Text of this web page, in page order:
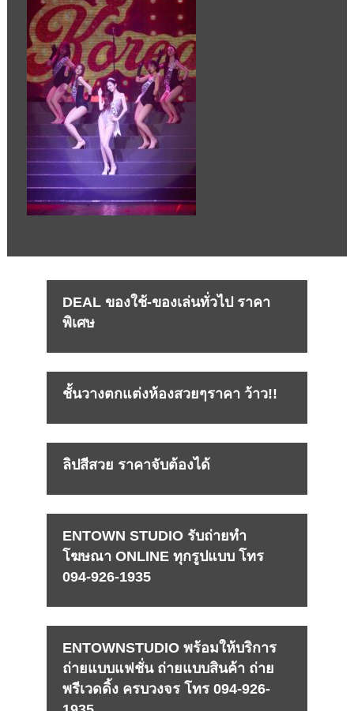
DEAL ของใช้-ของเล่นทั่วไป ราคา
พิเศษ
ชั้นวางตกแต่งห้องสวยๆราคา ว้าว!!
ลิปสีสวย ราคาจับต้องได้
ENTOWN STUDIO รับถ่ายทำ
โฆษณา ONLINE ทุกรูปแบบ โทร
094-926-1935
ENTOWNSTUDIO พร้อมให้บริการ
ถ่ายแบบแฟชั่น ถ่ายแบบสินค้า ถ่าย
พรีเวดดิ้ง ครบวงจร โทร 094-926-